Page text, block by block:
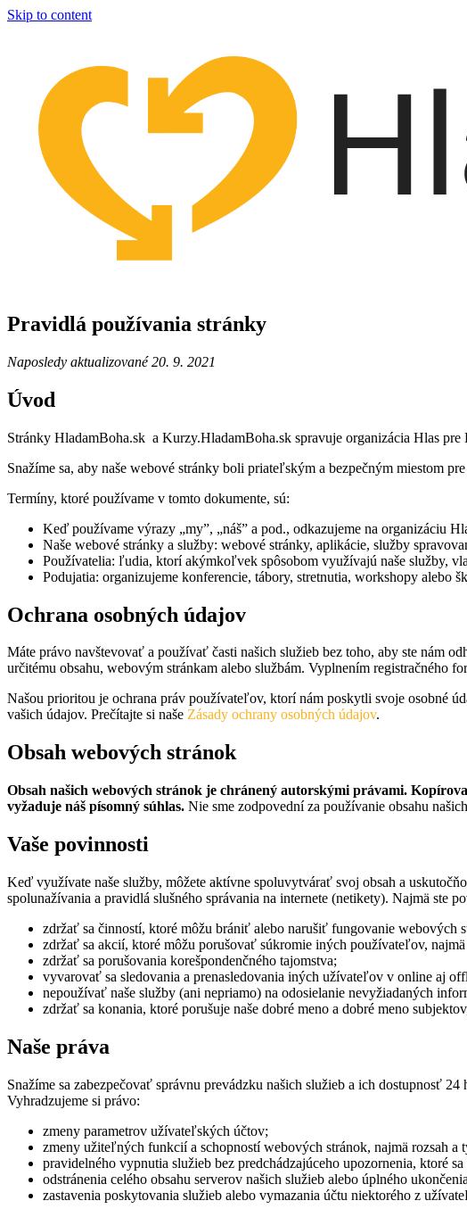
Skip to content
Pravidlá používania stránky
Naposledy aktualizované 20. 9. 2021
Úvod
Stránky HladamBoha.sk a Kurzy.HladamBoha.sk spravuje organizácia Hlas
Snažíme sa, aby naše webové stránky boli priateľským a bezpečným miestom
Termíny, ktoré používame v tomto dokumente, sú:
Keď používame výrazy „my”, „náš” a pod., odkazujeme na organizáciu
Naše webové stránky a služby: webové stránky, aplikácie, služby
Používatelia: ľudia, ktorí akýmkoľvek spôsobom využívajú naše služby,
Podujatia: organizujeme konferencie, tábory, stretnutia, workshopy alebo
Ochrana osobných údajov
Máte právo navštevovať a používať časti našich služieb bez toho, aby ste nám
určitému obsahu, webovým stránkam alebo službám. Vyplnením registračného
Našou prioritou je ochrana práv používateľov, ktorí nám poskytli svoje osobné
vašich údajov. Prečítajte si naše Zásady ochrany osobných údajov.
Obsah webových stránok
Obsah našich webových stránok je chránený autorskými právami.
vyžaduje náš písomný súhlas. Nie sme zodpovední za používanie obsahu
Vaše povinnosti
Keď využívate naše služby, môžete aktívne spoluvytvárať svoj obsah a
spolunažívania a pravidlá slušného správania na internete (netikety). Najmä ste
zdržať sa činností, ktoré môžu brániť alebo narušiť fungovanie
zdržať sa akcií, ktoré môžu porušovať súkromie iných používateľov,
zdržať sa porušovania korešpondenčného tajomstva;
vyvarovať sa sledovania a prenasledovania iných užívateľov v online aj
nepoužívať naše služby (ani nepriamo) na odosielanie nevyžiadaných
zdržať sa konania, ktoré porušuje naše dobré meno a dobré meno
Naše práva
Snažíme sa zabezpečovať správnu prevádzku našich služieb a ich dostupnosť
Vyhradzujeme si právo:
zmeny parametrov užívateľských účtov;
zmeny užiteľných funkcií a schopností webových stránok, najmä rozsah a
pravidelného vypnutia služieb bez predchádzajúceho upozornenia, ktoré
odstránenia celého obsahu serverov našich služieb alebo úplného
zastavenia poskytovania služieb alebo vymazania účtu niektorého z